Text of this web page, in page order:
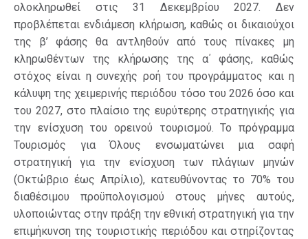
ολοκληρωθεί στις 31 Δεκεμβρίου 2027. Δεν
προβλέπεται ενδιάμεση κλήρωση, καθώς οι δικαιούχοι
της β’ φάσης θα αντληθούν από τους πίνακες μη
κληρωθέντων της κλήρωσης της α΄ φάσης, καθώς
στόχος είναι η συνεχής ροή του προγράμματος και η
κάλυψη της χειμερινής περιόδου τόσο του 2026 όσο και
του 2027, στο πλαίσιο της ευρύτερης στρατηγικής για
την ενίσχυση του ορεινού τουρισμού. Το πρόγραμμα
Τουρισμός για Όλους ενσωματώνει μια σαφή
στρατηγική για την ενίσχυση των πλάγιων μηνών
(Οκτώβριο έως Απρίλιο), κατευθύνοντας το 70% του
διαθέσιμου προϋπολογισμού στους μήνες αυτούς,
υλοποιώντας στην πράξη την εθνική στρατηγική για την
επιμήκυνση της τουριστικής περιόδου και στηρίζοντας